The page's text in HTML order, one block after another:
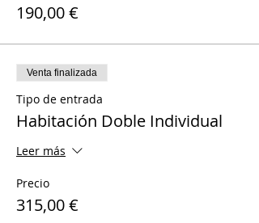
190,00 €
Venta finalizada
Tipo de entrada
Habitación Doble Individual
Leer más
Precio
315,00 €